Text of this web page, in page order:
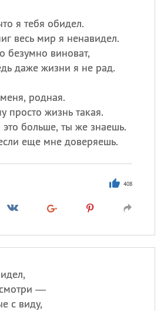
я тебя обидел.
весь мир я ненавидел.
безумно виноват,
даже жизни я не рад.
родная.
просто жизнь такая.
это больше, ты же знаешь.
еще мне доверяешь.
408
—
с виду,